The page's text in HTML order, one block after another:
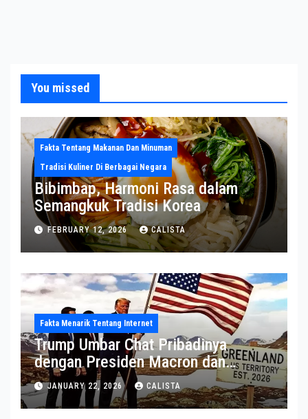
You missed
Fakta Tentang Makanan Dan Minuman
Tradisi Kuliner Di Berbagai Negara
Bibimbap, Harmoni Rasa dalam
Semangkuk Tradisi Korea
FEBRUARY 12, 2026 CALISTA
Fakta Menarik Tentang Internet
Trump Umbar Chat Pribadinya
dengan Presiden Macron dan
Sekjen NATO ke Medsos, Bahas Isu
Greenland
JANUARY 22, 2026 CALISTA